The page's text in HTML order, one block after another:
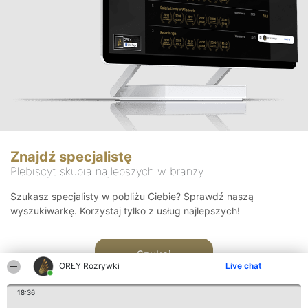
ORŁY Rozrywki Live chat
18:36
Znajdź specjalistę
Plebiscyt skupia najlepszych w branży
Szukasz specjalisty w pobliżu Ciebie? Sprawdź naszą
wyszukiwarkę. Korzystaj tylko z usług najlepszych!
Szukaj